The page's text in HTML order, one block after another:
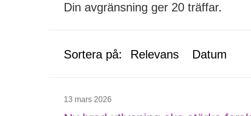
Din avgränsning ger 20 träffar.
Sortera på: Relevans Datum
13 mars 2026